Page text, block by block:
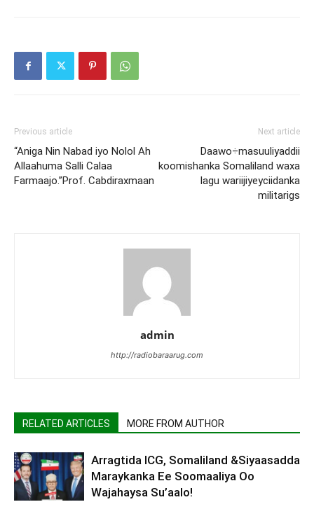
Previous article
“Aniga Nin Nabad iyo Nolol Ah
Allaahuma Salli Calaa
Farmaajo.”Prof. Cabdiraxmaan
Next article
Daawo÷masuuliyaddii
koomishanka Somaliland waxa
lagu wariijiyeyciidanka
militarigs
admin
http://radiobaraarug.com
RELATED ARTICLES MORE FROM AUTHOR
Arragtida ICG, Somaliland &Siyaasadda
Maraykanka Ee Soomaaliya Oo
Wajahaysa Su’aalo!